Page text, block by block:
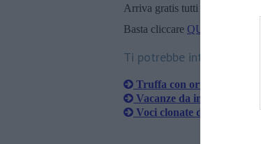
Arriva gratis tutti i giorni alle
Basta cliccare QUI
Ti potrebbe interessare
Truffa con ortografia
Vacanze da incubo con le
Voci clonate di nuora e